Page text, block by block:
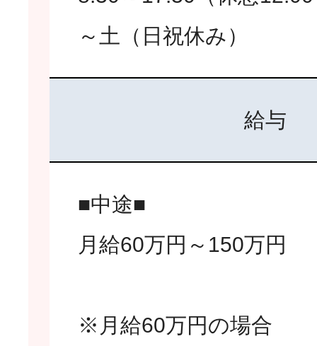
～土（日祝休み）
給与
■中途■
月給60万円～150万円
※月給60万円の場合